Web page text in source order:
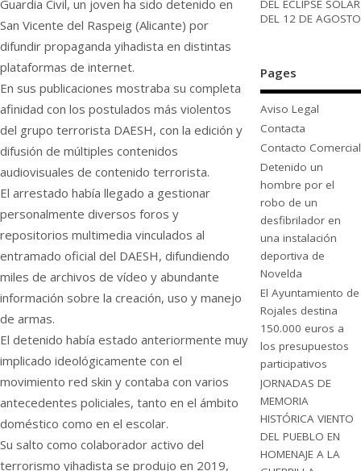
Guardia Civil, un joven ha sido detenido en
San Vicente del Raspeig (Alicante) por
difundir propaganda yihadista en distintas
plataformas de internet.
En sus publicaciones mostraba su completa
afinidad con los postulados más violentos
del grupo terrorista DAESH, con la edición y
difusión de múltiples contenidos
audiovisuales de contenido terrorista.
El arrestado había llegado a gestionar
personalmente diversos foros y
repositorios multimedia vinculados al
entramado oficial del DAESH, difundiendo
miles de archivos de vídeo y abundante
información sobre la creación, uso y manejo
de armas.
El detenido había estado anteriormente muy
implicado ideológicamente con el
movimiento red skin y contaba con varios
antecedentes policiales, tanto en el ámbito
doméstico como en el escolar.
Su salto como colaborador activo del
terrorismo yihadista se produjo en 2019,
DEL ECLIPSE SOLAR
DEL 12 DE AGOSTO
Pages
Aviso Legal
Contacta
Contacto Comercial
Detenido un
hombre por el
robo de un
desfibrilador en
una instalación
deportiva de
Novelda
El Ayuntamiento de
Rojales destina
150.000 euros a
los presupuestos
participativos
JORNADAS DE
MEMORIA
HISTÓRICA VIENTO
DEL PUEBLO EN
HOMENAJE A LA